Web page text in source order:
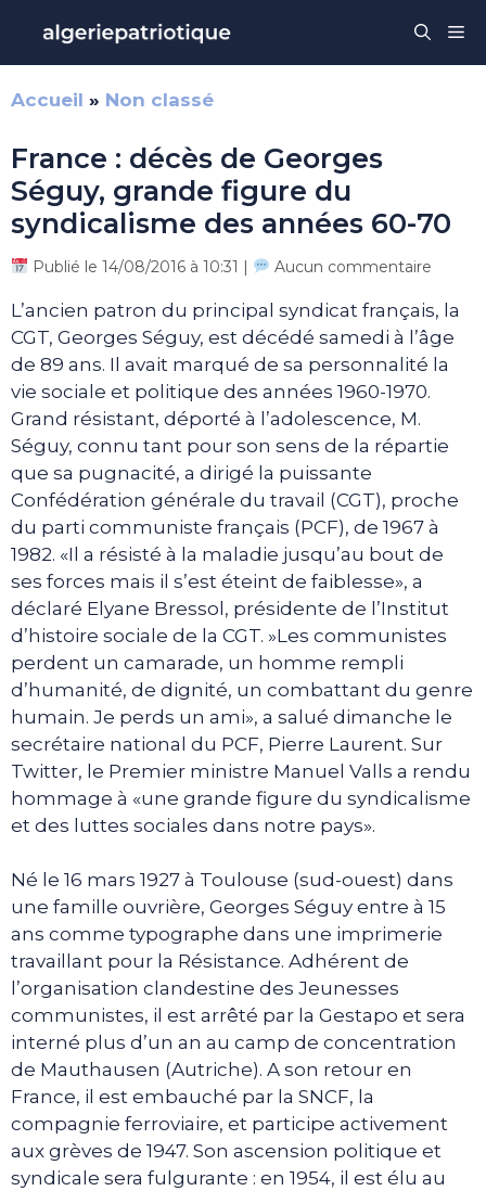
contenu
Accueil » Non classé
France : décès de Georges
Séguy, grande figure du
syndicalisme des années 60-70
Publié le 14/08/2016 à 10:31 | Aucun commentaire
L’ancien patron du principal syndicat français, la
CGT, Georges Séguy, est décédé samedi à l’âge
de 89 ans. Il avait marqué de sa personnalité la
vie sociale et politique des années 1960-1970.
Grand résistant, déporté à l’adolescence, M.
Séguy, connu tant pour son sens de la répartie
que sa pugnacité, a dirigé la puissante
Confédération générale du travail (CGT), proche
du parti communiste français (PCF), de 1967 à
1982. «Il a résisté à la maladie jusqu’au bout de
ses forces mais il s’est éteint de faiblesse», a
déclaré Elyane Bressol, présidente de l’Institut
d’histoire sociale de la CGT. »Les communistes
perdent un camarade, un homme rempli
d’humanité, de dignité, un combattant du genre
humain. Je perds un ami», a salué dimanche le
secrétaire national du PCF, Pierre Laurent. Sur
Twitter, le Premier ministre Manuel Valls a rendu
hommage à «une grande figure du syndicalisme
et des luttes sociales dans notre pays».
Né le 16 mars 1927 à Toulouse (sud-ouest) dans
une famille ouvrière, Georges Séguy entre à 15
ans comme typographe dans une imprimerie
travaillant pour la Résistance. Adhérent de
l’organisation clandestine des Jeunesses
communistes, il est arrêté par la Gestapo et sera
interné plus d’un an au camp de concentration
de Mauthausen (Autriche). A son retour en
France, il est embauché par la SNCF, la
compagnie ferroviaire, et participe activement
aux grèves de 1947. Son ascension politique et
syndicale sera fulgurante : en 1954, il est élu au